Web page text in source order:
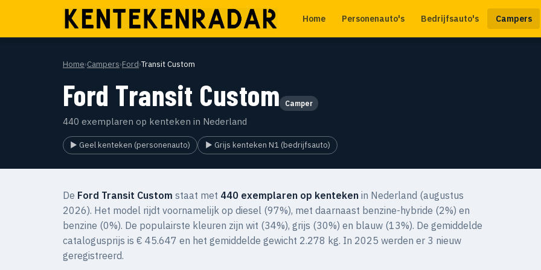
Home Personenauto's Bedrijfsauto's Campers
Home›Campers›Ford›Transit Custom
Ford Transit Custom Camper
440 exemplaren op kenteken in Nederland
▶ Geel kenteken (personenauto) ▶ Grijs kenteken N1 (bedrijfsauto)
De Ford Transit Custom staat met 440 exemplaren op kenteken in Nederland (augustus
2026). Het model rijdt voornamelijk op diesel (97%), met daarnaast benzine-hybride (2%) en
benzine (0%). De populairste kleuren zijn wit (34%), grijs (30%) en blauw (13%). De gemiddelde
catalogusprijs is € 45.647 en het gemiddelde gewicht 2.278 kg. In 2025 werden er 3 nieuw
geregistreerd.